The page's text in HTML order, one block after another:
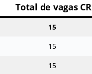
Total de vagas CR
15
15
15